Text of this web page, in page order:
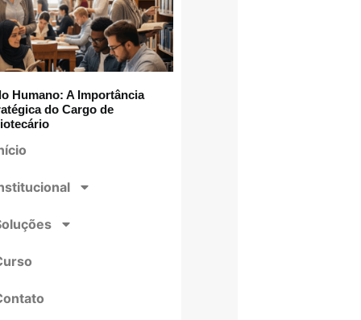
Humano: A Importância
do Cargo de